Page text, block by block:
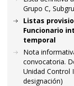
Grupo C,
Listas
Funcionario
temporal
Nota
convocatoria.
Unidad Control
designación)